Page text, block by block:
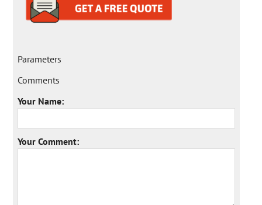
Parameters
Comments
Your Name:
Your Comment: